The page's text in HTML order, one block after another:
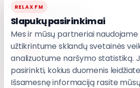
POPKULTŪRA
5 LEDINĖ JŪRA
RELAX FM
Slapukų pasirinkimai
Mes ir mūsų partneriai naudojame
užtikrintume sklandų svetainės
analizuotume naršymo statistiką.
pasirinkti, kokius duomenis
Išsamesnę informaciją rasite mūsų